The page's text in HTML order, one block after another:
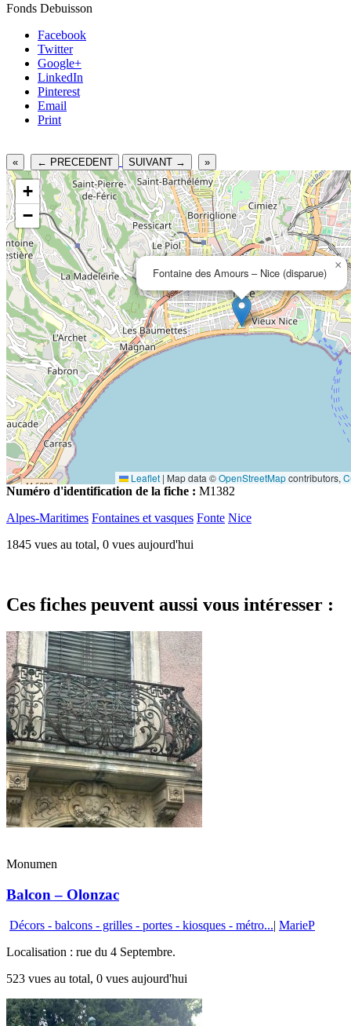
Fonds Debuisson
Facebook
Twitter
Google+
LinkedIn
Pinterest
Email
Print
« ← PRECEDENT SUIVANT → »
Fontaine des Amours – Nice (disparue)
×
+
−
Leaflet | Map data ©OpenStreetMapcontributors,
Numéro d'identification de la fiche : M1382
Alpes-Maritimes Fontaines et vasques Fonte Nice
1845 vues au total, 0 vues aujourd'hui
Ces fiches peuvent aussi vous intéresser :
Monumen
Balcon – Olonzac
Décors - balcons - grilles - portes - kiosques - métro...| MarieP
Localisation : rue du 4 Septembre.
523 vues au total, 0 vues aujourd'hui